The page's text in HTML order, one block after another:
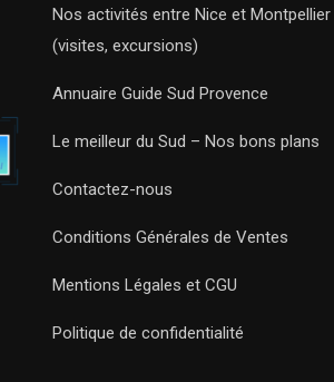
Nos activités entre Nice et Montpellier
(visites, excursions)
Annuaire Guide Sud Provence
Le meilleur du Sud – Nos bons plans
Contactez-nous
Conditions Générales de Ventes
Mentions Légales et CGU
Politique de confidentialité